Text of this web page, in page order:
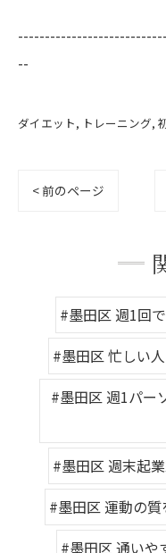
--
ダイエット トレーニング
< 前のページ
#墨田区 週1回
#墨田区 忙しい
#墨田区 週1パー
#墨田区 週末起
#墨田区 運動の
#墨田区 通いや